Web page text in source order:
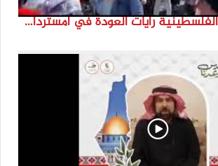
مسيرات الاعلام الفلسطينية رايات العودة في امستردام #النكبة74 #انتماء2022 #القدس_موعدنا